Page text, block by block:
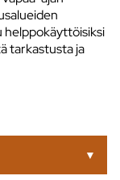
helppokäyttöisiksi
tarkastusta ja
▼